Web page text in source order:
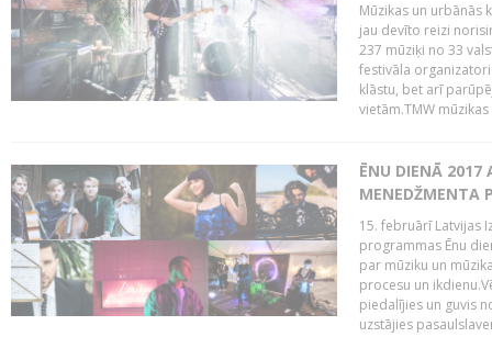
Mūzikas un urbānās
jau devīto reizi
237 mūziķi no 33
festivāla
klāstu, bet arī
vietām.TMW
ĒNU DIENĀ 2017
MENEDŽMENTA
15. februārī Latvijas
programmas Ēnu
par mūziku un
procesu un
piedalījies un guvis
uzstājies